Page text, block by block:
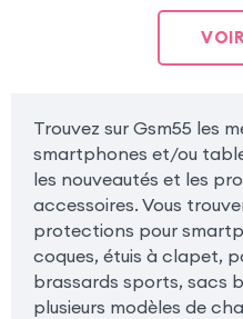
Trouvez sur Gsm55 les
smartphones et/ou
les nouveautés et les
accessoires. Vous
protections pour
coques, étuis à clapet,
brassards sports, sacs
plusieurs modèles de